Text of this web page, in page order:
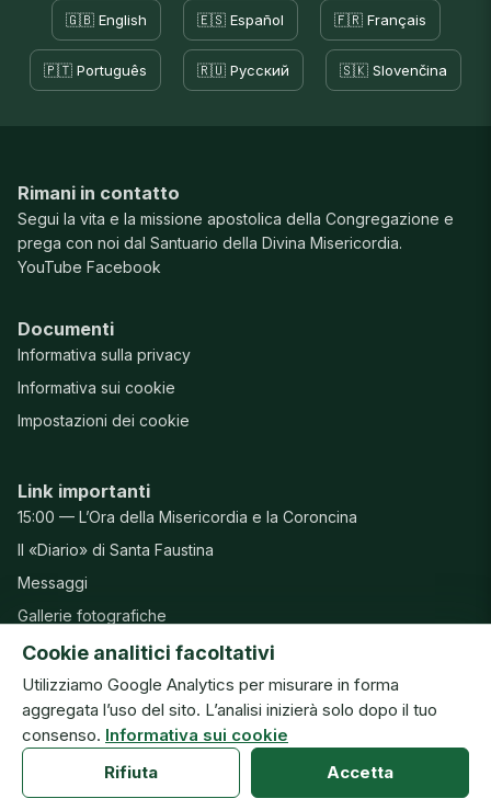
🇬🇧 English 🇪🇸 Español 🇫🇷 Français
🇵🇹 Português 🇷🇺 Русский 🇸🇰 Slovenčina
Rimani in contatto
Segui la vita e la missione apostolica della Congregazione e
prega con noi dal Santuario della Divina Misericordia.
YouTube Facebook
Documenti
Informativa sulla privacy
Informativa sui cookie
Impostazioni dei cookie
Link importanti
15:00 — L’Ora della Misericordia e la Coroncina
Il «Diario» di Santa Faustina
Messaggi
Gallerie fotografiche
Preghiere
© Congregazione delle Suore della Beata Vergine Maria della
Misericordia · ISMM
Anteprima del nuovo sito · v20260804h
Cookie analitici facoltativi
Utilizziamo Google Analytics per misurare in forma
aggregata l’uso del sito. L’analisi inizierà solo dopo il tuo
consenso. Informativa sui cookie
Rifiuta
Accetta